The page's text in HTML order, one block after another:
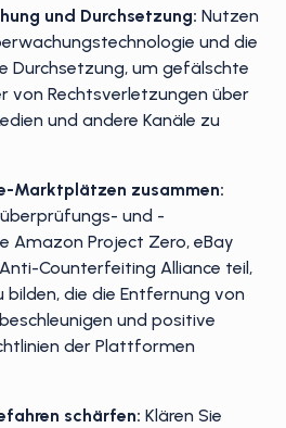
und Durchsetzung: Nutzen
und die
Durchsetzung, um gefälschte
von Rechtsverletzungen über
und andere Kanäle zu
Marktplätzen zusammen:
und -
Amazon Project Zero, eBay
Counterfeiting Alliance teil,
die die Entfernung von
und positive
der Plattformen
schärfen: Klären Sie